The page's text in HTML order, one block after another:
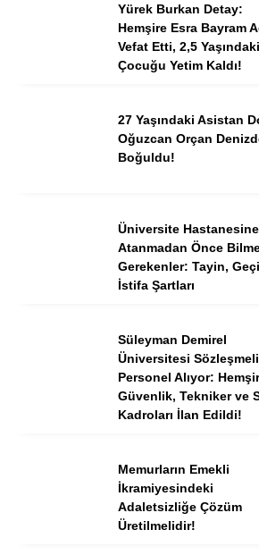
Yürek Burkan Detay:
Hemşire Esra Bayram
Vefat Etti, 2,5 Yaşındaki
Çocuğu Yetim Kaldı!
27 Yaşındaki Asistan
Oğuzcan Orçan
Boğuldu!
Üniversite Hastanesine
Atanmadan Önce
Gerekenler: Tayin,
İstifa Şartları
Süleyman Demirel
Üniversitesi Sözleşmeli
Personel Alıyor:
Güvenlik, Tekniker ve
Kadroları İlan Edildi!
Memurların Emekli
İkramiyesindeki
Adaletsizliğe Çözüm
Üretilmelidir!